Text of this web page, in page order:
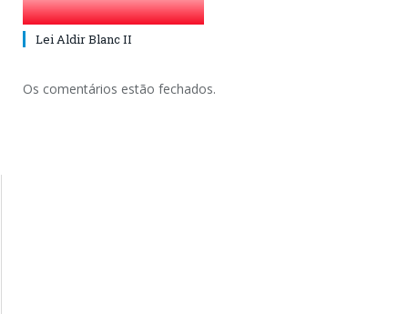
Lei Aldir Blanc II
Os comentários estão fechados.